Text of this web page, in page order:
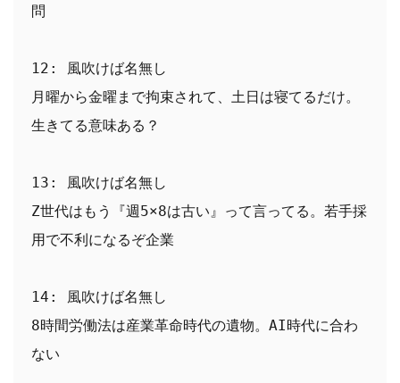
問
12: 風吹けば名無し
月曜から金曜まで拘束されて、土日は寝てるだけ。
生きてる意味ある？
13: 風吹けば名無し
Z世代はもう『週5×8は古い』って言ってる。若手採
用で不利になるぞ企業
14: 風吹けば名無し
8時間労働法は産業革命時代の遺物。AI時代に合わ
ない